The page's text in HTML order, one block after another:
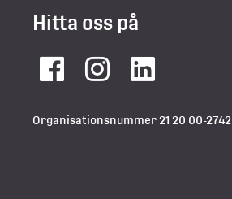
Hitta oss på
FacebookInstagramLinkedIn
Organisationsnummer 21 20 00-2742